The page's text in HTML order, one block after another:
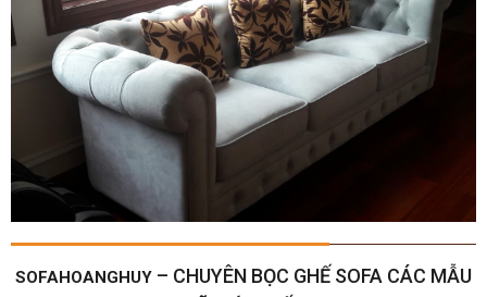
SOFAHOANGHUY – CHUYÊN BỌC GHẾ SOFA CÁC MẪU